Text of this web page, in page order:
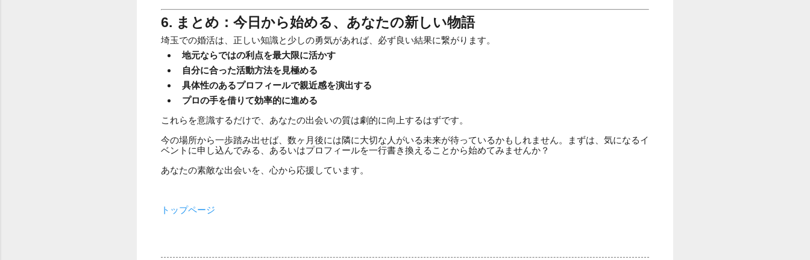
6. まとめ：今日から始める、あなたの新しい物語
埼玉での婚活は、正しい知識と少しの勇気があれば、必ず良い結果に繋がります。
地元ならではの利点を最大限に活かす
自分に合った活動方法を見極める
具体性のあるプロフィールで親近感を演出する
プロの手を借りて効率的に進める
これらを意識するだけで、あなたの出会いの質は劇的に向上するはずです。
今の場所から一歩踏み出せば、数ヶ月後には隣に大切な人がいる未来が待っているかもしれません。まずは、気になるイ
ベントに申し込んでみる、あるいはプロフィールを一行書き換えることから始めてみませんか？
あなたの素敵な出会いを、心から応援しています。
トップページ